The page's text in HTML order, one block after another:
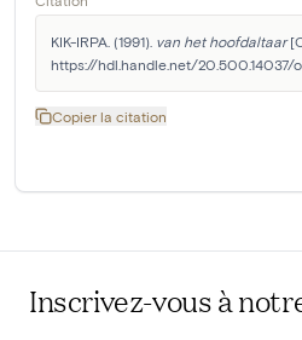
KIK-IRPA. (1991). van het hoofdaltaar
https://hdl.handle.net/20.500.14037/
Copier la citation
Inscrivez-vous à